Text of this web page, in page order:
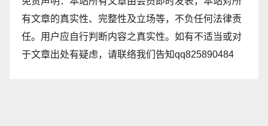
有文章的真实性、完整性及立场等，不负任何法律责
任。用户应自行判断内容之真实性。如有不适当或对
于文章出处有疑虑，请联络我们告知qq825890484